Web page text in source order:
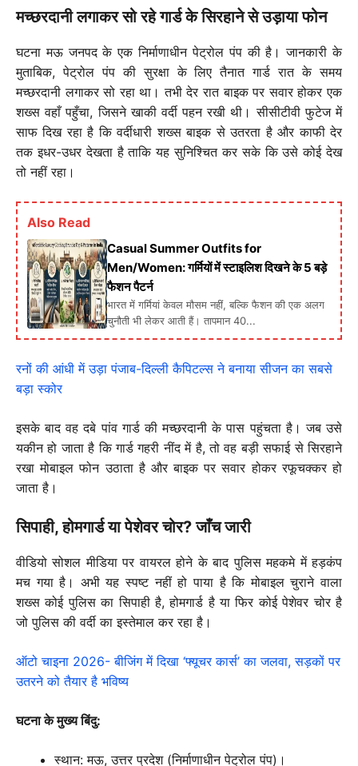
मच्छरदानी लगाकर सो रहे गार्ड के सिरहाने से उड़ाया फोन
घटना मऊ जनपद के एक निर्माणाधीन पेट्रोल पंप की है। जानकारी के
मुताबिक, पेट्रोल पंप की सुरक्षा के लिए तैनात गार्ड रात के समय
मच्छरदानी लगाकर सो रहा था। तभी देर रात बाइक पर सवार होकर एक
शख्स वहाँ पहुँचा, जिसने खाकी वर्दी पहन रखी थी। सीसीटीवी फुटेज में
साफ दिख रहा है कि वर्दीधारी शख्स बाइक से उतरता है और काफी देर
तक इधर-उधर देखता है ताकि यह सुनिश्चित कर सके कि उसे कोई देख
तो नहीं रहा।
Also Read
Casual Summer Outfits for
Men/Women: गर्मियों में स्टाइलिश दिखने के 5 बड़े
फैशन पैटर्न
भारत में गर्मियां केवल मौसम नहीं, बल्कि फैशन की एक अलग
चुनौती भी लेकर आती हैं। तापमान 40...
रनों की आंधी में उड़ा पंजाब-दिल्ली कैपिटल्स ने बनाया सीजन का सबसे
बड़ा स्कोर
इसके बाद वह दबे पांव गार्ड की मच्छरदानी के पास पहुंचता है। जब उसे
यकीन हो जाता है कि गार्ड गहरी नींद में है, तो वह बड़ी सफाई से सिरहाने
रखा मोबाइल फोन उठाता है और बाइक पर सवार होकर रफूचक्कर हो
जाता है।
सिपाही, होमगार्ड या पेशेवर चोर? जाँच जारी
वीडियो सोशल मीडिया पर वायरल होने के बाद पुलिस महकमे में हड़कंप
मच गया है। अभी यह स्पष्ट नहीं हो पाया है कि मोबाइल चुराने वाला
शख्स कोई पुलिस का सिपाही है, होमगार्ड है या फिर कोई पेशेवर चोर है
जो पुलिस की वर्दी का इस्तेमाल कर रहा है।
ऑटो चाइना 2026- बीजिंग में दिखा ‘फ्यूचर कार्स’ का जलवा, सड़कों पर
उतरने को तैयार है भविष्य
घटना के मुख्य बिंदु:
स्थान: मऊ, उत्तर प्रदेश (निर्माणाधीन पेट्रोल पंप)।